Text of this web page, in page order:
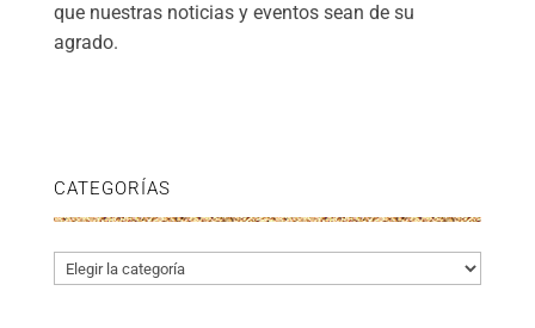
que nuestras noticias y eventos sean de su
agrado.
CATEGORÍAS
Categorías